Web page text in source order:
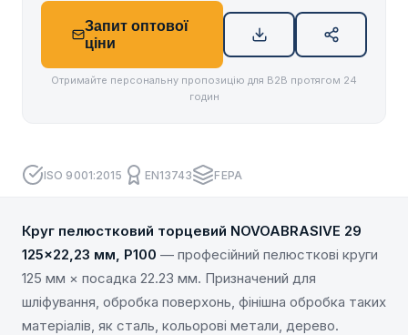
Запит оптової
ціни
Отримайте персональну пропозицію для B2B протягом 24
годин
ISO 9001:2015 EN13743 FEPA
Круг пелюстковий торцевий NOVOABRASIVE 29
125×22,23 мм, P100 — професійний пелюсткові круги
125 мм × посадка 22.23 мм. Призначений для
шліфування, обробка поверхонь, фінішна обробка таких
матеріалів, як сталь, кольорові метали, дерево.